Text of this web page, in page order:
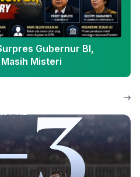
Gubernur BI,
Misteri